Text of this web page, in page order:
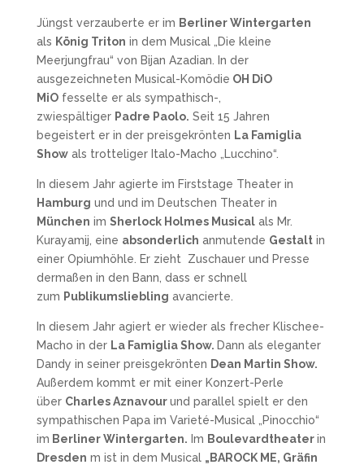
Jüngst verzauberte er im Berliner Wintergarten
als König Triton in dem Musical „Die kleine
Meerjungfrau“ von Bijan Azadian. In der
ausgezeichneten Musical-Komödie OH DiO
MiOfesselte er als sympathisch-,
zwiespältiger Padre Paolo. Seit 15 Jahren
begeistert er in der preisgekrönten La Famiglia
Showals trotteliger Italo-Macho „Lucchino“.
In diesem Jahr agierte im Firststage Theater in
Hamburg und und im Deutschen Theater in
München im Sherlock Holmes Musicalals Mr.
Kurayamij, eine absonderlich anmutende Gestaltin
einer Opiumhöhle. Er zieht Zuschauer und Presse
dermaßen in den Bann, dass er schnell
zum Publikumsliebling avancierte.
In diesem Jahr agiert er wieder als frecher Klischee-
Macho in der La Famiglia Show. Dann als eleganter
Dandy in seiner preisgekrönten Dean Martin Show.
Außerdem kommt er mit einer Konzert-Perle
über Charles Aznavour und parallel spielt er den
sympathischen Papa im Varieté-Musical „Pinocchio“
im Berliner Wintergarten. Im Boulevardtheaterin
Dresden m ist in dem Musical „BAROCK ME, Gräfin